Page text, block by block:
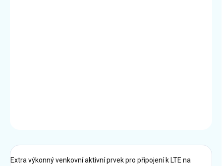
Extra výkonný venkovní aktivní prvek pro připojení k LTE na